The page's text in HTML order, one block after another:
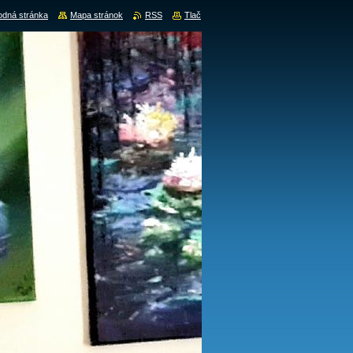
stránka Mapa stránok RSS Tlač